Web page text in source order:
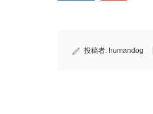
投稿者: humandog